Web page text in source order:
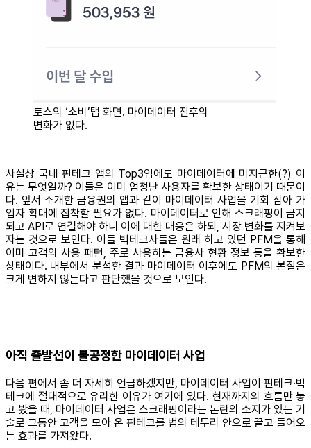
토스의 ‘소비’탭 화면. 마이데이터 전후의
변화가 없다.
사실상 국내 핀테크 앱의 Top3임에도 마이데이터에 미지근한(?) 이
유는 무엇일까? 이들은 이미 엄청난 사용자를 확보한 상태이기 때문이
다. 앞서 소개한 금융권의 앱과 같이 마이데이터 사업을 기회 삼아 가
입자 확대에 집착할 필요가 없다. 마이데이터로 인해 스크래핑이 금지
되고 API로 연결해야 하니 이에 대한 대응은 하되, 시장 변화를 지켜보
자는 것으로 보인다. 이들 빅테크사들은 원래 하고 있던 PFM을 통해
이미 고객의 사용 패턴, 주로 사용하는 금융사 현황 정보 등을 확보한
상태이다. 내부에서 분석한 결과 마이데이터 이후에도 PFM의 본질은
크게 변하지 않는다고 판단했을 것으로 보인다.
아직 출발선이 불공정한 마이데이터 사업
다음 편에서 좀 더 자세히 언급하겠지만, 마이데이터 사업이 핀테크·빅
테크에 절대적으로 유리한 이유가 여기에 있다. 현재까지의 흐름만 놓
고 봤을 때, 마이데이터 사업은 스크래핑이라는 논란의 소지가 있는 기
술로 그동안 고객을 모아 온 핀테크를 법의 테두리 안으로 끌고 들어오
는 효과를 가져왔다.